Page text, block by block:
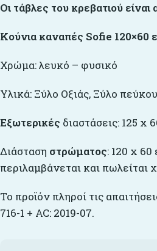
Οι τάβλες του κρεβατιού είναι
Κούνια καναπές Sofie 120×60
Χρώμα: λευκό – φυσικό
Υλικά: Ξύλο Οξιάς, Ξύλο
Εξωτερικές διαστάσεις: 125 x
Διάσταση στρώματος: 120 x
περιλαμβάνεται και πωλείται
Το προϊόν πληροί τις
716-1 + AC: 2019-07.